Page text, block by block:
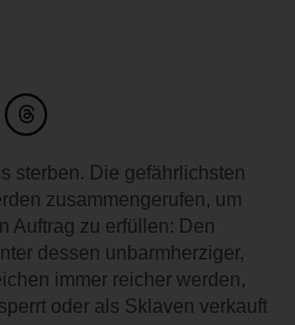
sterben. Die gefährlichsten
zusammengerufen, um
Auftrag zu erfüllen: Den
dessen unbarmherziger,
immer reicher werden,
oder als Sklaven verkauft